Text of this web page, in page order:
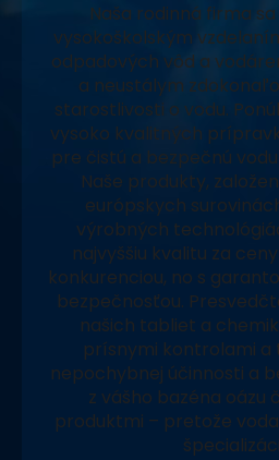
Naša rodinná firma
vysokoškolským
odpadových vôd a
a neustálym
starostlivosti o vodu.
vysoko kvalitných
pre čistú a bezpečnú
Naše produkty,
európskych
výrobných
najvyššiu kvalitu za
konkurenciou, no s
bezpečnosťou.
našich tabliet a
prísnymi kontrolami a
nepochybnej účinnosti a
z vášho bazéna oázu
produktmi – pretože